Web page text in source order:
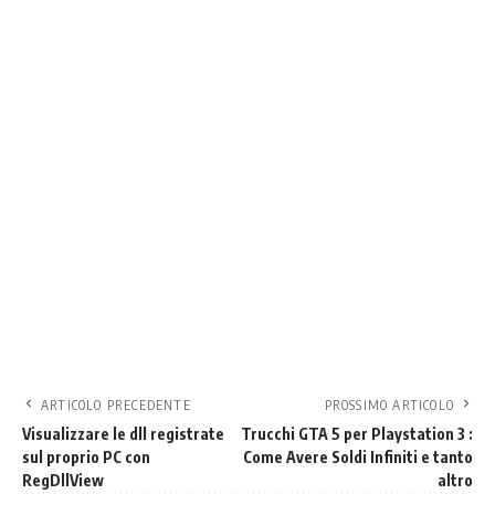
ARTICOLO PRECEDENTE
Visualizzare le dll registrate
sul proprio PC con
RegDllView
PROSSIMO ARTICOLO
Trucchi GTA 5 per Playstation 3 :
Come Avere Soldi Infiniti e tanto
altro